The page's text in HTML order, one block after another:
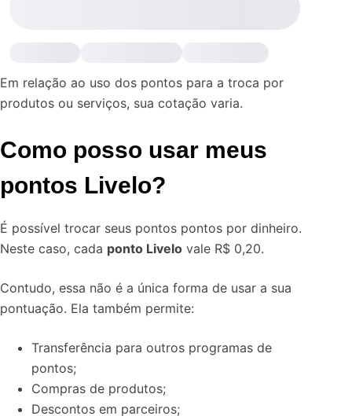
Em relação ao uso dos pontos para a troca por
produtos ou serviços, sua cotação varia.
Como posso usar meus
pontos Livelo?
É possível trocar seus pontos pontos por dinheiro.
Neste caso, cada ponto Livelo vale R$ 0,20.
Contudo, essa não é a única forma de usar a sua
pontuação. Ela também permite:
Transferência para outros programas de
pontos;
Compras de produtos;
Descontos em parceiros;